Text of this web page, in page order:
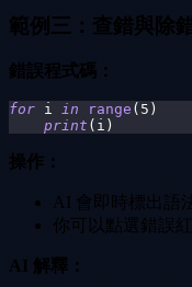
範例三：查錯與除
錯誤程式碼：
for i in range ( 5 )
print ( i )
操作：
AI 會即時標出語
你可以點選錯誤
AI 解釋：